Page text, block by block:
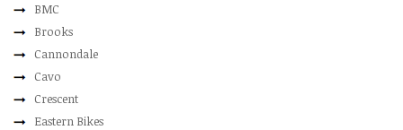
BMC
Brooks
Cannondale
Cavo
Crescent
Eastern Bikes